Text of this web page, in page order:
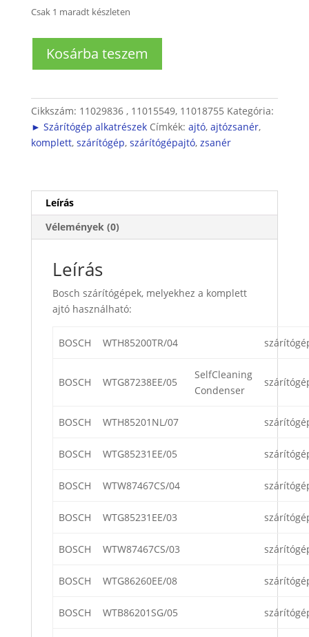
Csak 1 maradt készleten
mennyiség
Kosárba teszem
Cikkszám: 11029836 , 11015549, 11018755 Kategória:
► Szárítógép alkatrészek Címkék: ajtó, ajtózsanér,
komplett, szárítógép, szárítógépajtó, zsanér
Leírás
Vélemények (0)
Leírás
Bosch szárítógépek, melyekhez a komplett
ajtó használható:
BOSCH WTH85200TR/04
BOSCH WTG87238EE/05
SelfCleaning
Condenser
BOSCH WTH85201NL/07
BOSCH WTG85231EE/05
BOSCH WTW87467CS/04
BOSCH WTG85231EE/03
BOSCH WTW87467CS/03
BOSCH WTG86260EE/08
BOSCH WTB86201SG/05